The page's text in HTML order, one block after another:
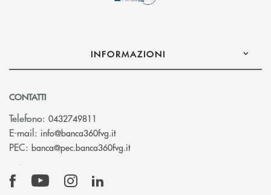
INFORMAZIONI
CONTATTI
Telefono: 0432749811
E-mail: info@banca360fvg.it(si apre l’app di posta elettronica)
PEC: banca@pec.banca360fvg.it(si apre l’app di posta elettronica)